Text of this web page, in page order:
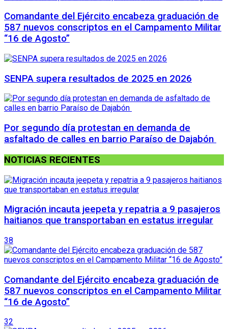
Comandante del Ejército encabeza graduación de
587 nuevos conscriptos en el Campamento Militar
“16 de Agosto”
SENPA supera resultados de 2025 en 2026
Por segundo día protestan en demanda de
asfaltado de calles en barrio Paraíso de Dajabón
NOTICIAS RECIENTES
Migración incauta jeepeta y repatria a 9 pasajeros
haitianos que transportaban en estatus irregular
38
Comandante del Ejército encabeza graduación de
587 nuevos conscriptos en el Campamento Militar
“16 de Agosto”
32